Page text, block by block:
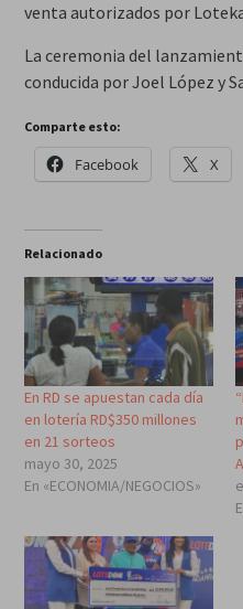
venta autorizados por
La ceremonia del
conducida por Joel López y
Comparte esto:
Facebook X
Relacionado
En RD se apuestan cada día
en lotería RD$350 millones
en 21 sorteos
mayo 30, 2025
En «ECONOMIA/NEGOCIOS»